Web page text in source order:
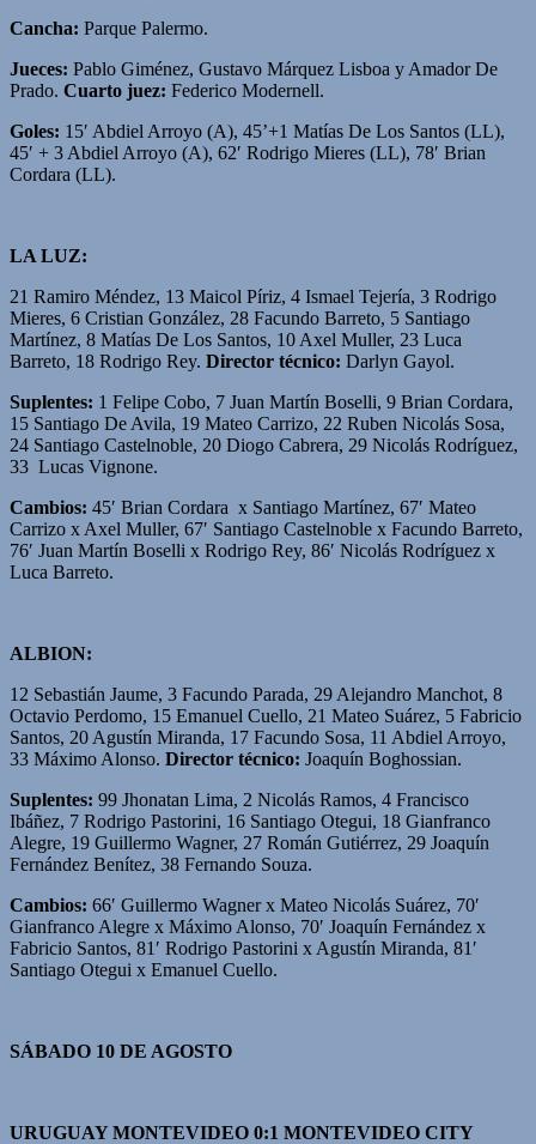
Cancha: Parque Palermo.
Jueces: Pablo Giménez, Gustavo Márquez Lisboa y Amador De
Prado. Cuarto juez: Federico Modernell.
Goles: 15′ Abdiel Arroyo (A), 45’+1 Matías De Los Santos (LL),
45′ + 3 Abdiel Arroyo (A), 62′ Rodrigo Mieres (LL), 78′ Brian
Cordara (LL).
LA LUZ:
21 Ramiro Méndez, 13 Maicol Píriz, 4 Ismael Tejería, 3 Rodrigo
Mieres, 6 Cristian González, 28 Facundo Barreto, 5 Santiago
Martínez, 8 Matías De Los Santos, 10 Axel Muller, 23 Luca
Barreto, 18 Rodrigo Rey. Director técnico: Darlyn Gayol.
Suplentes: 1 Felipe Cobo, 7 Juan Martín Boselli, 9 Brian Cordara,
15 Santiago De Avila, 19 Mateo Carrizo, 22 Ruben Nicolás Sosa,
24 Santiago Castelnoble, 20 Diogo Cabrera, 29 Nicolás Rodríguez,
33 Lucas Vignone.
Cambios: 45′ Brian Cordara x Santiago Martínez, 67′ Mateo
Carrizo x Axel Muller, 67′ Santiago Castelnoble x Facundo Barreto,
76′ Juan Martín Boselli x Rodrigo Rey, 86′ Nicolás Rodríguez x
Luca Barreto.
ALBION:
12 Sebastián Jaume, 3 Facundo Parada, 29 Alejandro Manchot, 8
Octavio Perdomo, 15 Emanuel Cuello, 21 Mateo Suárez, 5 Fabricio
Santos, 20 Agustín Miranda, 17 Facundo Sosa, 11 Abdiel Arroyo,
33 Máximo Alonso. Director técnico: Joaquín Boghossian.
Suplentes: 99 Jhonatan Lima, 2 Nicolás Ramos, 4 Francisco
Ibáñez, 7 Rodrigo Pastorini, 16 Santiago Otegui, 18 Gianfranco
Alegre, 19 Guillermo Wagner, 27 Román Gutiérrez, 29 Joaquín
Fernández Benítez, 38 Fernando Souza.
Cambios: 66′ Guillermo Wagner x Mateo Nicolás Suárez, 70′
Gianfranco Alegre x Máximo Alonso, 70′ Joaquín Fernández x
Fabricio Santos, 81′ Rodrigo Pastorini x Agustín Miranda, 81′
Santiago Otegui x Emanuel Cuello.
SÁBADO 10 DE AGOSTO
URUGUAY MONTEVIDEO 0:1 MONTEVIDEO CITY